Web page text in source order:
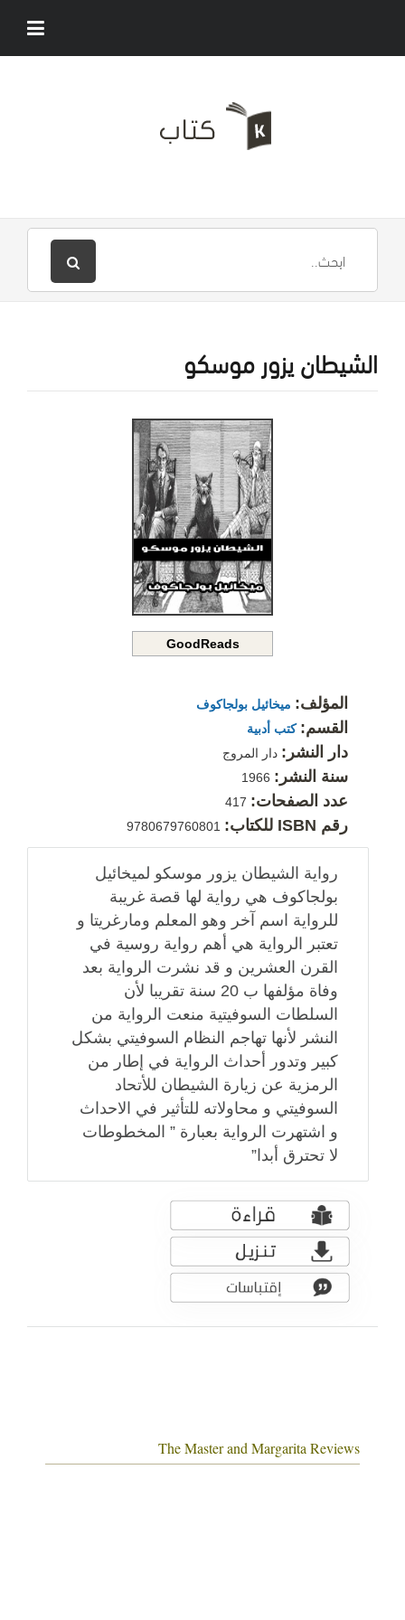
الشيطان يزور موسكو
GoodReads
المؤلف: ميخائيل بولجاكوف
القسم: كتب أدبية
دار النشر: دار المروج
سنة النشر:
عدد الصفحات:
رقم ISBN للكتاب: 9780679760801
رواية الشيطان يزور موسكو لميخائيل
بولجاكوف هي رواية لها قصة غريبة
للرواية اسم آخر وهو المعلم ومارغريتا و
تعتبر الرواية هي أهم رواية روسية في
القرن العشرين و قد نشرت الرواية بعد
وفاة مؤلفها ب 20 سنة تقريبا لأن
السلطات السوفيتية منعت الرواية من
النشر لأنها تهاجم النظام السوفيتي بشكل
كبير وتدور أحداث الرواية في إطار من
الرمزية عن زيارة الشيطان للأتحاد
السوفيتي و محاولاته للتأثير في الاحداث
و اشتهرت الرواية بعبارة ” المخطوطات
لا تحترق أبدا”
The Master and Margarita Reviews